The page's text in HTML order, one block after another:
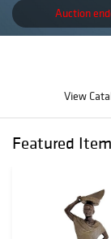
Auction
View
Featured